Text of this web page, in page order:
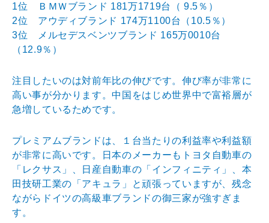
1位 ＢＭＷブランド 181万1719台（ 9.5％）
2位 アウディブランド 174万1100台（10.5％）
3位 メルセデスベンツブランド 165万0010台
（12.9％）
注目したいのは対前年比の伸びです。伸び率が非常に
高い事が分かります。中国をはじめ世界中で富裕層が
急増して いるためです。
プレミアムブランドは、１台当たりの利益率や利益額
が非常に高いです。日本のメーカーもトヨタ自動車の
「レクサ ス」、日産自動車の「インフィニティ」、本
田技研工業の 「アキュラ」と頑張っていますが、残念
ながらドイツの高級車ブランドの御三家が強すぎま
す。